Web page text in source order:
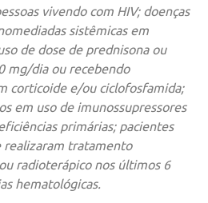
vivendo com HIV; doenças
sistêmicas em
de dose de prednisona ou
mg/dia ou recebendo
corticoide e/ou ciclofosfamida;
em uso de imunossupressores
primárias; pacientes
realizaram tratamento
radioterápico nos últimos 6
hematológicas.